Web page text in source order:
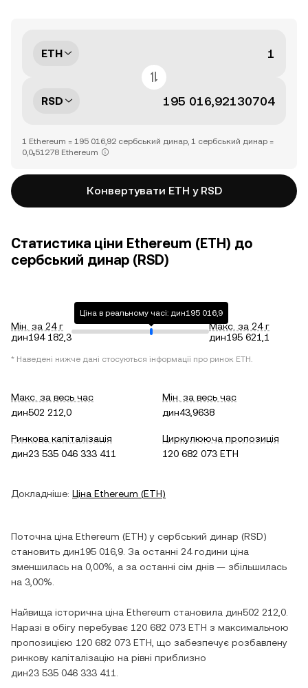
ETH
RSD
1 Ethereum = 195 016,92 сербський динар, 1 сербський динар =
0,0₅51278 Ethereum
Конвертувати ETH у RSD
Статистика ціни Ethereum (ETH) до
сербський динар (RSD)
Мін. за 24 г
дин194 182,3
Ціна в реальному часі: дин195 016,9
Макс. за 24 г
дин195 621,1
* Наведені нижче дані стосуються інформації про ринок ETH.
Макс. за весь час
дин502 212,0
Мін. за весь час
дин43,9638
Ринкова капіталізація
дин23 535 046 333 411
Циркулююча пропозиція
120 682 073 ETH
Докладніше: Ціна Ethereum (ETH)
Поточна ціна Ethereum (ETH) у сербський динар (RSD)
становить дин195 016,9 . За останні 24 години ціна
зменшилась на 0,00% , а за останні сім днів — збільшилась
на 3,00%
Найвища історична ціна Ethereum становила дин502 212,0
Наразі в обігу перебуває 120 682 073 ETH з максимальною
пропозицією 120 682 073 ETH , що забезпечує розбавлену
ринкову капіталізацію на рівні приблизно
дин23 535 046 333 411